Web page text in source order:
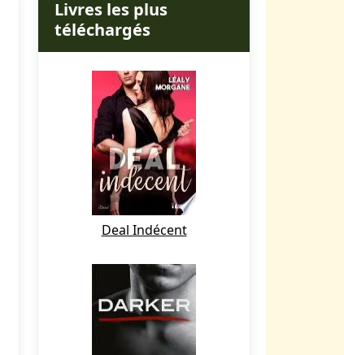
Livres les plus
téléchargés
Deal Indécent